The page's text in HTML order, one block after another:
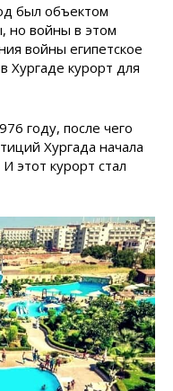
был объектом
но войны в этом
войны египетское
Хургаде курорт для
году, после чего
Хургада начала
этот курорт стал